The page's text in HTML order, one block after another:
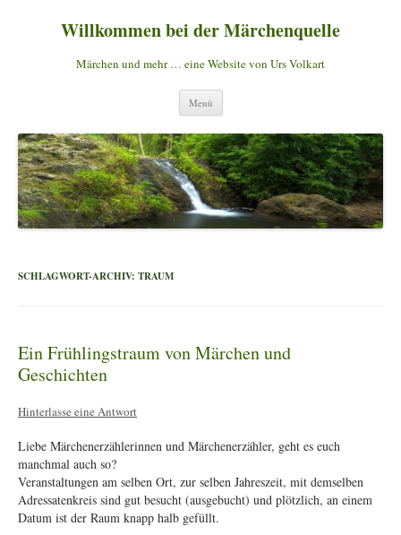
Willkommen bei der Märchenquelle
Märchen und mehr … eine Website von Urs Volkart
Menü Zum
springen
SCHLAGWORT-ARCHIV: TRAUM
Ein Frühlingstraum von Märchen und
Geschichten
Hinterlasse eine Antwort
Liebe Märchenerzählerinnen und Märchenerzähler, geht es euch
manchmal auch so?
Veranstaltungen am selben Ort, zur selben Jahreszeit, mit demselben
Adressatenkreis sind gut besucht (ausgebucht) und plötzlich, an einem
Datum ist der Raum knapp halb gefüllt.